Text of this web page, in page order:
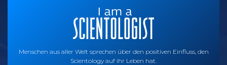
Menschen aus aller Welt sprechen über den positiven Einfluss, den
Scientology auf ihr Leben hat.